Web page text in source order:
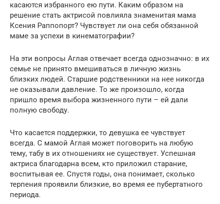
касаются избранного ею пути. Каким образом на
решение стать актрисой повлияла знаменитая мама
Ксения Раппопорт? Чувствует ли она себя обязанной
маме за успехи в кинематографии?
На эти вопросы Аглая отвечает всегда однозначно: в их
семье не принято вмешиваться в личную жизнь
близких людей. Старшие родственники на нее никогда
не оказывали давление. То же произошло, когда
пришло время выбора жизненного пути – ей дали
полную свободу.
Что касается поддержки, то девушка ее чувствует
всегда. С мамой Аглая может поговорить на любую
тему, табу в их отношениях не существует. Успешная
актриса благодарна всем, кто приложил старание,
воспитывая ее. Спустя годы, она понимает, сколько
терпения проявили близкие, во время ее пубертатного
периода.